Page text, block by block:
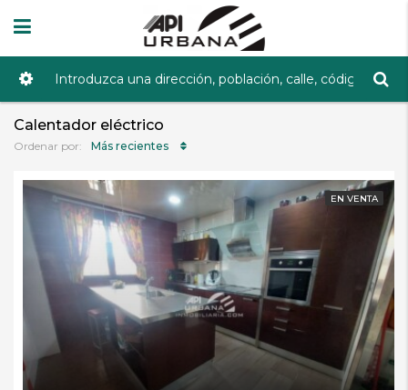
Calentador eléctrico
Ordenar por: Más recientes
EN VENTA